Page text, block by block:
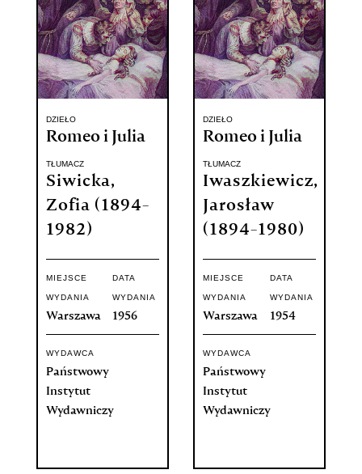
DZIEŁO
Romeo i Julia
TŁUMACZ
Siwicka,
Zofia (1894-
1982)
MIEJSCE
WYDANIA
Warszawa
DATA
WYDANIA
1956
WYDAWCA
Państwowy
Instytut
Wydawniczy
DZIEŁO
Romeo i Julia
TŁUMACZ
Iwaszkiewicz,
Jarosław
(1894-1980)
MIEJSCE
WYDANIA
Warszawa
DATA
WYDANIA
1954
WYDAWCA
Państwowy
Instytut
Wydawniczy